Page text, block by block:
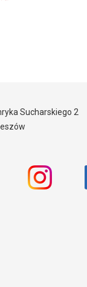
Sucharskiego 2